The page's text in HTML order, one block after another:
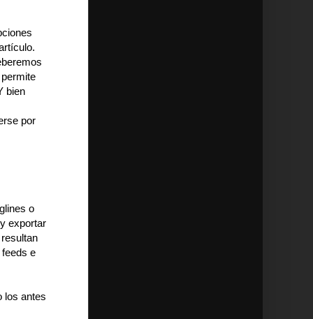
bien
por
o
exportar
e
los antes